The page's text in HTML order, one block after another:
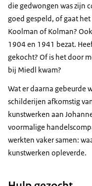
die gedwongen was zijn
goed gespeld, of gaat
Koolman of Kolman?
1904 en 1941 bezat.
gekocht? Of is het door
bij Miedl kwam?
Wat er daarna gebeurde
schilderijen afkomstig
kunstwerken aan
voormalige
werkten vaker samen:
kunstwerken opleverde.